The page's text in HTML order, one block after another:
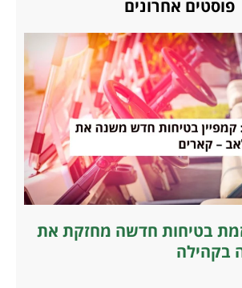
פוסטים אחרונים
בטיחות חדשה מחזקת את
בקהילה